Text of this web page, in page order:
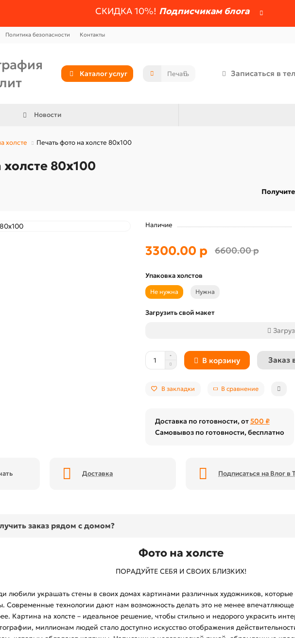
СКИДКА 10%! Подписчикам блога
Политика безопасности Контакты
Каталог услуг Записаться в
Новости
холсте Печать фото на холсте 80x100
80x100
Наличие
3300.00 р 6600.00 р
Упаковка холстов
Не нужна Нужна
Загрузить свой макет
В корзину Заказ
В закладки В сравнение
Доставка по готовности, от500 ₽
Самовывоз по готовности, бесплатно
Доставка Подписаться на Влог в
заказ рядом с домом?
Фото на холсте
ПОРАДУЙТЕ СЕБЯ И СВОИХ БЛИЗКИХ!
любили украшать стены в своих домах картинами различных художников,
Современные технологии дают нам возможность делать это не менее
Картина на холсте – идеальное решение, чтобы стильно и недорого украсить
миллионам людей стало доступно искусство отображения